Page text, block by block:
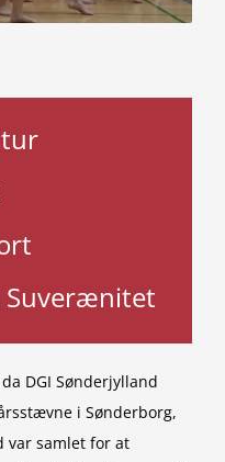
Suverænitet
DGI Sønderjylland
i Sønderborg,
var samlet for at